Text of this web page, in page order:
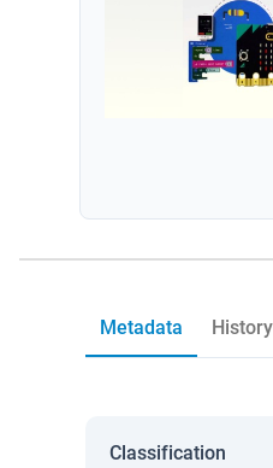
Metadata History
Classification